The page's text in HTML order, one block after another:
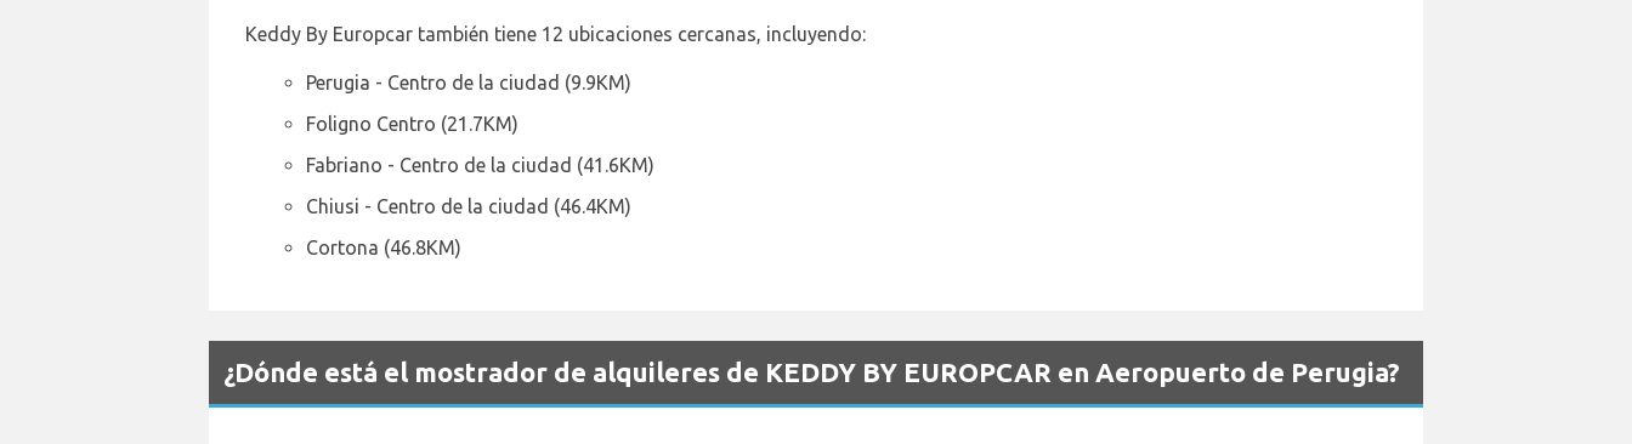
Keddy By Europcar también tiene 12 ubicaciones cercanas, incluyendo:
Perugia - Centro de la ciudad (9.9KM)
Foligno Centro (21.7KM)
Fabriano - Centro de la ciudad (41.6KM)
Chiusi - Centro de la ciudad (46.4KM)
Cortona (46.8KM)
¿Dónde está el mostrador de alquileres de KEDDY BY EUROPCAR en Aeropuerto de Perugia?